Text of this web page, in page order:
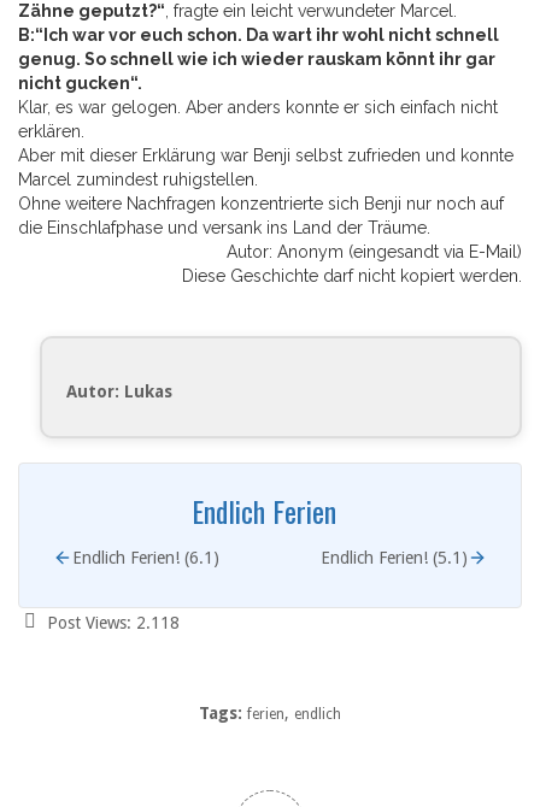
Zähne geputzt?“, fragte ein leicht verwundeter Marcel.
B:“Ich war vor euch schon. Da wart ihr wohl nicht schnell
genug. So schnell wie ich wieder rauskam könnt ihr gar
nicht gucken“.
Klar, es war gelogen. Aber anders konnte er sich einfach nicht
erklären.
Aber mit dieser Erklärung war Benji selbst zufrieden und konnte
Marcel zumindest ruhigstellen.
Ohne weitere Nachfragen konzentrierte sich Benji nur noch auf
die Einschlafphase und versank ins Land der Träume.
Autor: Anonym (eingesandt via E-Mail)
Diese Geschichte darf nicht kopiert werden.
Autor: Lukas
Endlich Ferien
Endlich Ferien! (6.1) Endlich Ferien! (5.1)
Post Views: 2.118
Tags: ferien, endlich